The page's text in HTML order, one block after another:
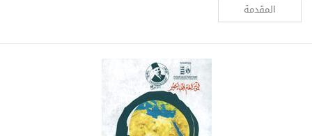
المقدمة